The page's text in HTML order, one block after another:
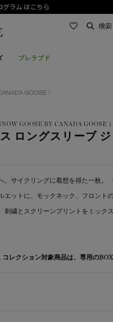
ラム はこちら
Canada Goose
プレラブド
検索
GOOSE ）
GOOSE BY CANADA GOOSE ）
ロングスリーブ
。サイクリングに着想を得た一枚。
エットに、モックネック、フロント
刺繍とスクリーンプリントをミック
レクション対象商品は、専用の